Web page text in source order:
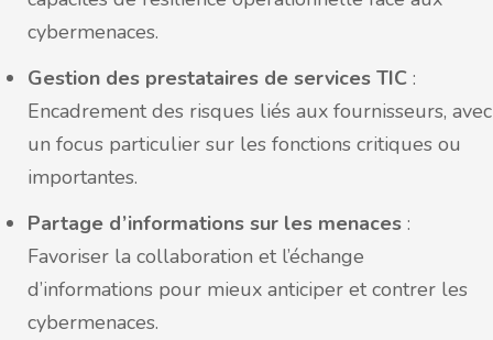
cybermenaces.
Gestion des prestataires de services TIC :
Encadrement des risques liés aux fournisseurs, avec
un focus particulier sur les fonctions critiques ou
importantes.
Partage d’informations sur les menaces :
Favoriser la collaboration et l’échange
d’informations pour mieux anticiper et contrer les
cybermenaces.